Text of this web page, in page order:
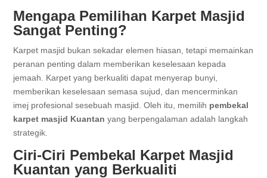
Mengapa Pemilihan Karpet Masjid
Sangat Penting?
Karpet masjid bukan sekadar elemen hiasan, tetapi memainkan
peranan penting dalam memberikan keselesaan kepada
jemaah. Karpet yang berkualiti dapat menyerap bunyi,
memberikan keselesaan semasa sujud, dan mencerminkan
imej profesional sesebuah masjid. Oleh itu, memilih pembekal
karpet masjid Kuantan yang berpengalaman adalah langkah
strategik.
Ciri-Ciri Pembekal Karpet Masjid
Kuantan yang Berkualiti